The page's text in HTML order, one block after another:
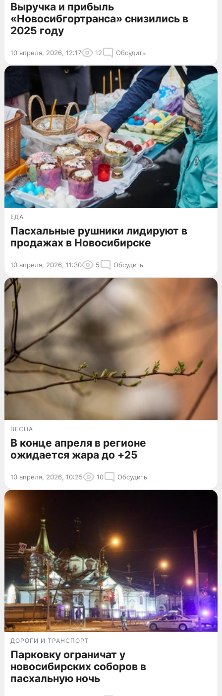
Выручка и прибыль
«Новосибгортранса» снизились в
2025 году
10 апреля, 2026, 12:17 12 Обсудить
ЕДА
Пасхальные рушники лидируют в
продажах в Новосибирске
10 апреля, 2026, 11:30 5 Обсудить
ВЕСНА
В конце апреля в регионе
ожидается жара до +25
10 апреля, 2026, 10:25 10 Обсудить
ДОРОГИ И ТРАНСПОРТ
Парковку ограничат у
новосибирских соборов в
пасхальную ночь